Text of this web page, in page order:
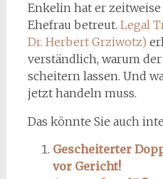
Enkelin hat er
Ehefrau betreut. Legal
Dr. Herbert Grziwotz)
verständlich, warum
scheitern lassen. Und
jetzt handeln muss.
Das könnte Sie auch
Gescheiterter
vor Gericht!